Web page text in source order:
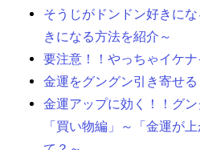
そうじがドンドン好きに
きになる方法を紹介～
要注意！！やっちゃイケナ
金運をグングン引き寄せ
金運アップに効く！！グ
「買い物編」～「金運が